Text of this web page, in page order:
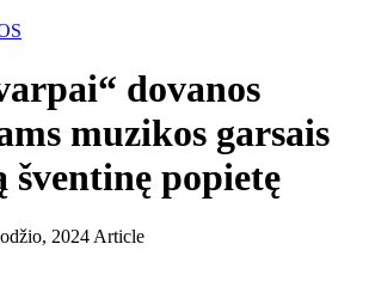
dovanos
muzikos garsais
popietę
2024 Article